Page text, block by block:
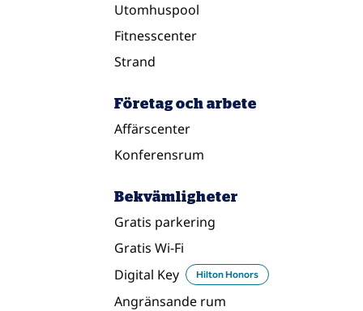
Utomhuspool
Fitnesscenter
Strand
Företag och arbete
Affärscenter
Konferensrum
Bekvämligheter
Gratis parkering
Gratis Wi-Fi
Digital Key
Hilton Honors
Angränsande rum